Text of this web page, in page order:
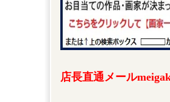
店長直通メール